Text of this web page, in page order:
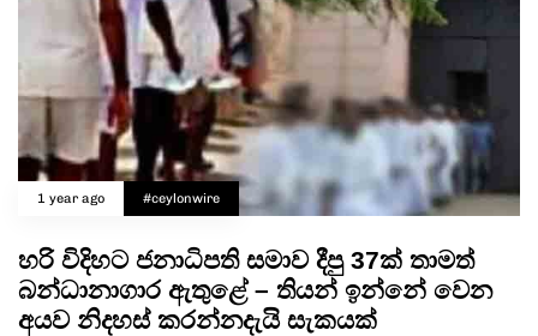
1 year ago #ceylonwire
හරි විදිහට ජනාධිපති සමාව දීපු 37ක් තාමත්
බන්ධානාගාර ඇතුළේ – තියන් ඉන්නේ වෙන
අයව නිදහස් කරන්නදැයි සැකයක්